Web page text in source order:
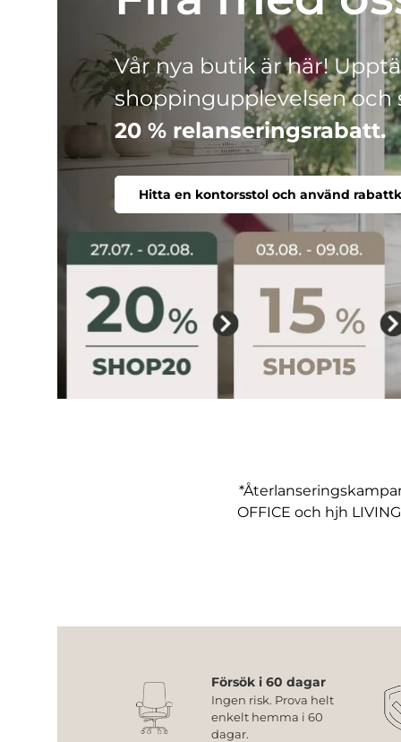
HJH
Tre produktlinjer, ett mål:
Ergonomisk, bekväm,
Hitta en kontorsstol
OFFICE och hjh
Försök i 60 dagar
Ingen risk. Prova helt
enkelt hemma i 60
dagar.